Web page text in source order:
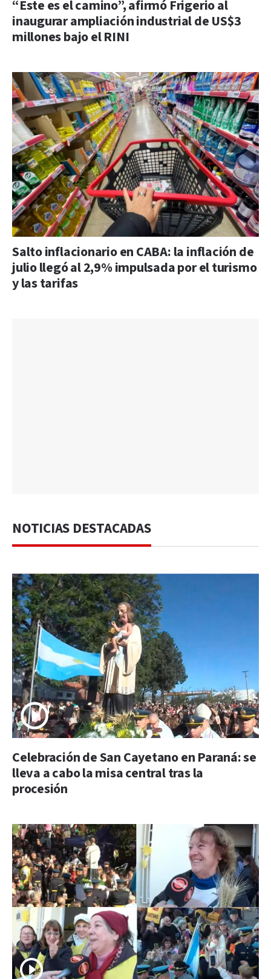
“Este es el camino”, afirmó Frigerio al
inaugurar ampliación industrial de US$3
millones bajo el RINI
Salto inflacionario en CABA: la inflación de
julio llegó al 2,9% impulsada por el turismo
y las tarifas
NOTICIAS DESTACADAS
Celebración de San Cayetano en Paraná: se
lleva a cabo la misa central tras la
procesión